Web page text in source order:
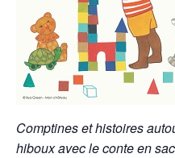
Comptines et histoires
hiboux avec le conte en